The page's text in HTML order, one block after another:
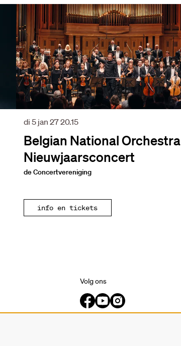
Belgian National Orchestra
Nieuwjaarsconcert
de Concertvereniging
di 5 jan 2720.15
info en tickets
Volg ons